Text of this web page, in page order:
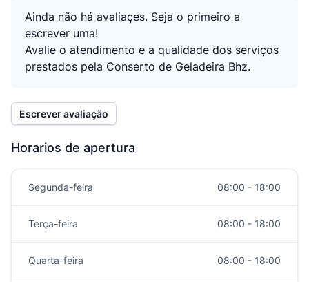
Ainda não há avaliaçes. Seja o primeiro a
escrever uma!
Avalie o atendimento e a qualidade dos serviços
prestados pela Conserto de Geladeira Bhz.
Escrever avaliação
Horarios de apertura
Segunda-feira 08:00 - 18:00
Terça-feira 08:00 - 18:00
Quarta-feira 08:00 - 18:00